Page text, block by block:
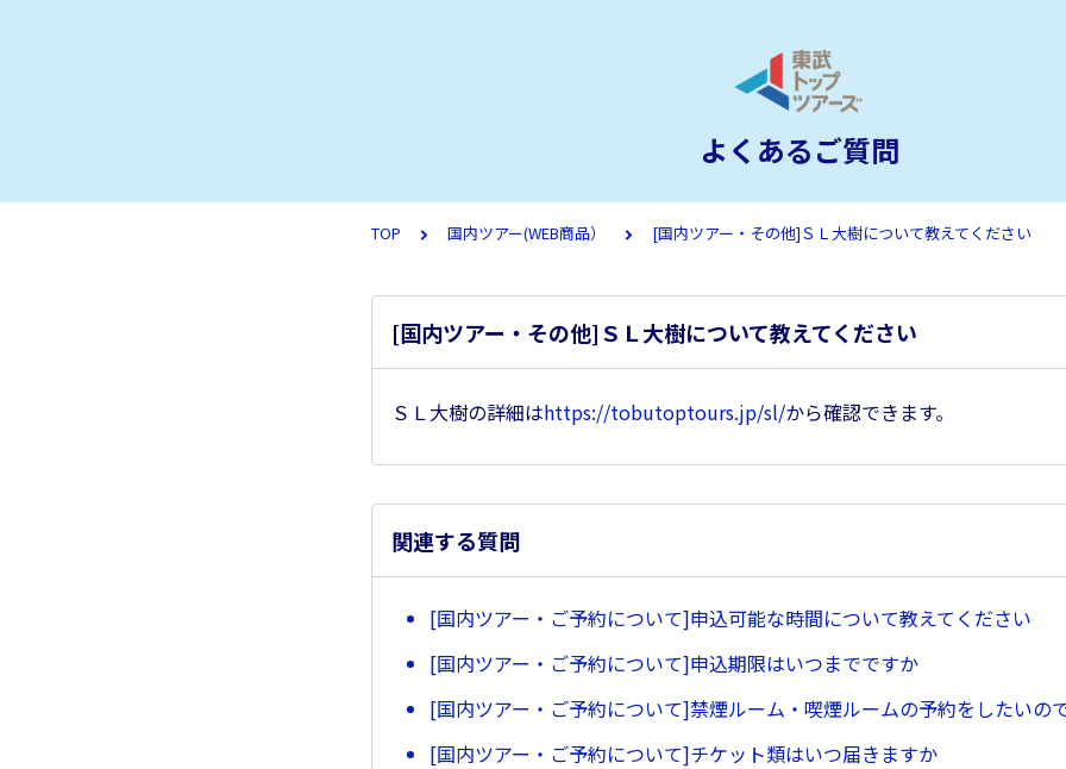
よくあるご質問
TOP 国内ツアー(WEB商品） [国内ツアー・その他]ＳＬ大樹について教えてください
[国内ツアー・その他]ＳＬ大樹について教えてください
ＳＬ大樹の詳細はhttps://tobutoptours.jp/sl/から確認できます。
関連する質問
[国内ツアー・ご予約について]申込可能な時間について教えてください
[国内ツアー・ご予約について]申込期限はいつまでですか
[国内ツアー・ご予約について]禁煙ルーム・喫煙ルームの予約をしたいの
[国内ツアー・ご予約について]チケット類はいつ届きますか